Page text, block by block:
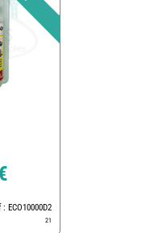
: ECO10000D2
21